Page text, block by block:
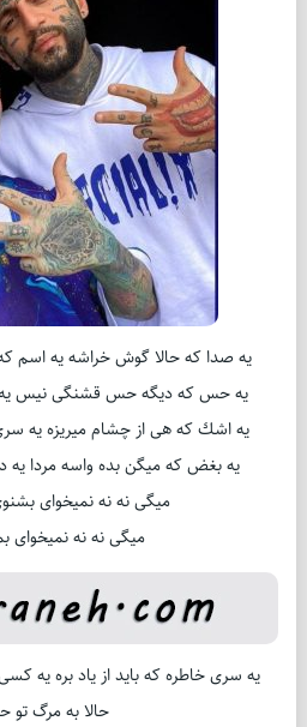
یه صدا كه حالا گوش خراشه یه اسم
یه حس كه دیگه حس قشنگی نیس یه
یه اشك كه هی از چشام میریزه یه
یه بغض كه میگن بده واسه مردا یه
میگی نه نه نمیخوای
میگی نه نه نمیخوای
یه سری خاطره كه باید از یاد بره یه
حالا به مرگ تو